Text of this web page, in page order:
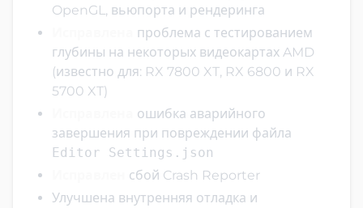
OpenGL, вьюпорта и рендеринга
проблема с тестированием
глубины на некоторых видеокартах AMD
(известно для: RX 7800 XT, RX 6800 и RX
5700 XT)
ошибка аварийного
завершения при повреждении файла
Editor Settings.json
сбой Crash Reporter
Улучшена внутренняя отладка и